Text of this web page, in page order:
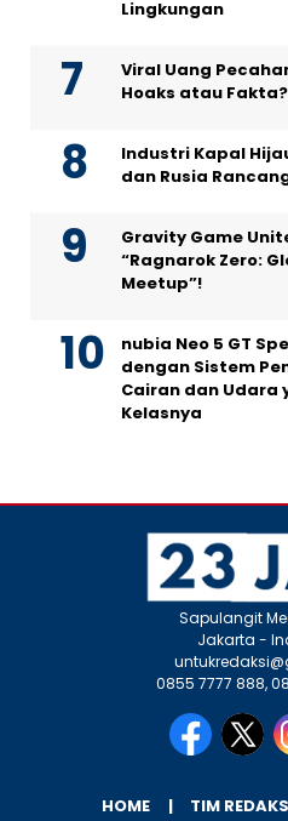
Lingkungan
Viral Uang
Hoaks atau Fakta?
Industri Kapal
dan Rusia
Gravity Game
“Ragnarok Zero:
Meetup”!
nubia Neo 5 GT
dengan Sistem
Cairan dan Udara
Kelasnya
Sapulangit
Jakarta -
0855 7777 888,
HOME TIM